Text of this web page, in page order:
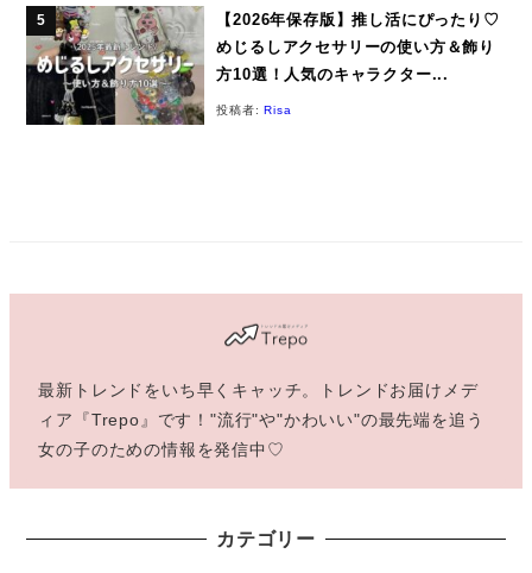
【2026年保存版】推し活にぴったり♡
めじるしアクセサリーの使い方＆飾り
方10選！人気のキャラクター...
投稿者:Risa
最新トレンドをいち早くキャッチ。トレンドお届けメデ
ィア『Trepo』です！"流行"や"かわいい"の最先端を追う
女の子のための情報を発信中♡
カテゴリー